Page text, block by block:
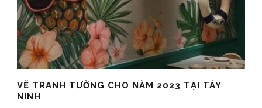
VẼ TRANH TƯỜNG CHO NĂM 2023 TẠI TÂY
NINH